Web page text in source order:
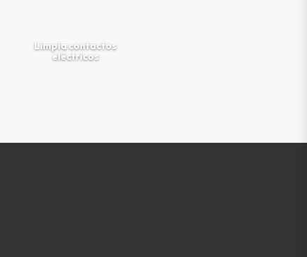
Limpia contactos
eléctricos